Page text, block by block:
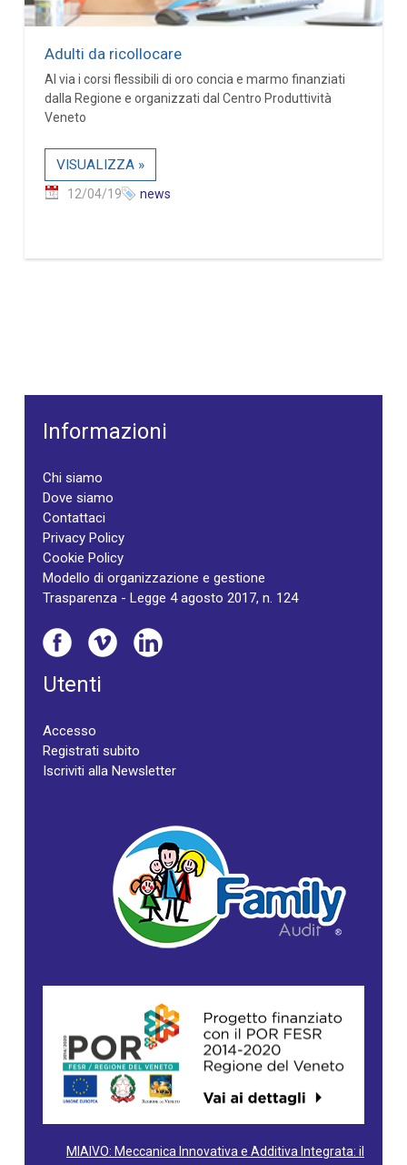
Adulti da ricollocare
Al via i corsi flessibili di oro concia e marmo finanziati
dalla Regione e organizzati dal Centro Produttività
Veneto
VISUALIZZA »
12/04/19 news
Informazioni
Chi siamo
Dove siamo
Contattaci
Privacy Policy
Cookie Policy
Modello di organizzazione e gestione
Trasparenza - Legge 4 agosto 2017, n. 124
Utenti
Accesso
Registrati subito
Iscriviti alla Newsletter
MIAIVO: Meccanica Innovativa e Additiva Integrata: il